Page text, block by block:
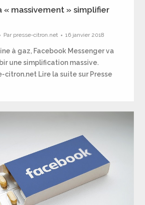
« massivement » simplifier
Par presse-citron.net 16 janvier 2018
à gaz, Facebook Messenger va
une simplification massive.
citron.net Lire la suite sur Presse